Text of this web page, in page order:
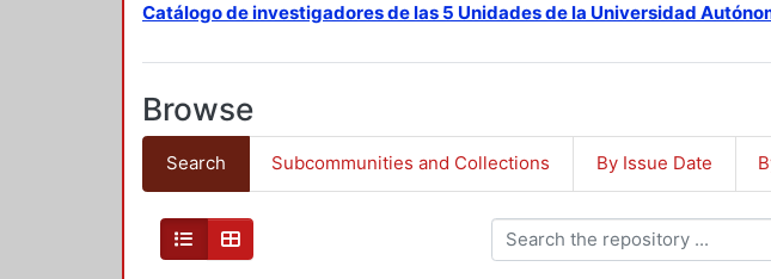
Catálogo de investigadores de las 5 Unidades de la Universidad
Browse
Search Subcommunities and Collections By Issue Date